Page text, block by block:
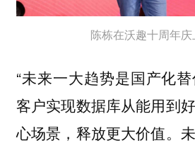
陈栋在沃趣十周年
“未来一大趋势是国产化
客户实现数据库从能用到
心场景，释放更大价值。